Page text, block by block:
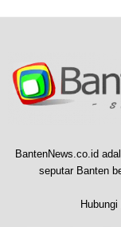
BantenNews.co.id
seputar Banten